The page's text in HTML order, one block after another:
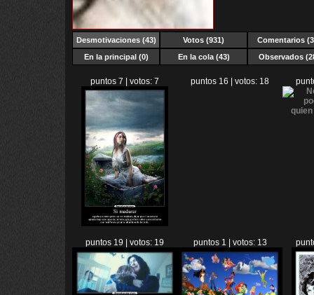
Desmotivaciones(43) Votos (931)
Comentarios
En la principal (0)
En la cola (43) Observados
puntos 7 | votos: 7 puntos 16 | votos: 18
puntos 19 | votos: 19 puntos 1 | votos: 13